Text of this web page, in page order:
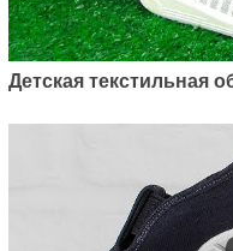
Детская текстильная